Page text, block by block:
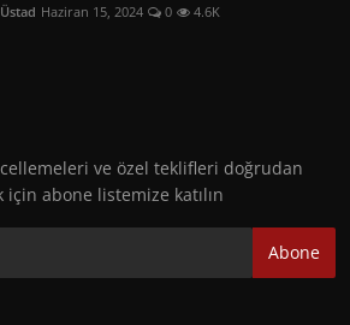
Üstad Haziran 15, 2024 0 4.6K
ve özel teklifleri doğrudan
abone listemize katılın
Abone